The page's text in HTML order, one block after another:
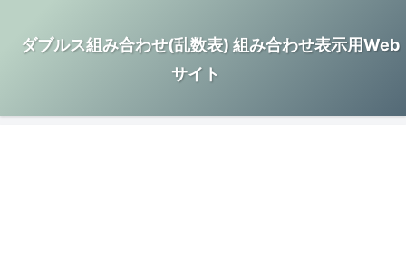
ダブルス組み合わせ(乱数表) 組み合わせ表示用Web
サイト